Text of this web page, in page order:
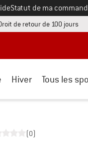
Statut de ma
boîte d'information
de retour de 100 jours
Hiver Tous les
(0)